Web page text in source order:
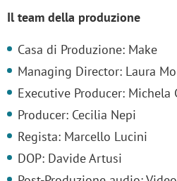
Il team della produzione
Casa di Produzione: Make
Managing Director: Laura
Executive Producer: Michela
Producer: Cecilia Nepi
Regista: Marcello Lucini
DOP: Davide Artusi